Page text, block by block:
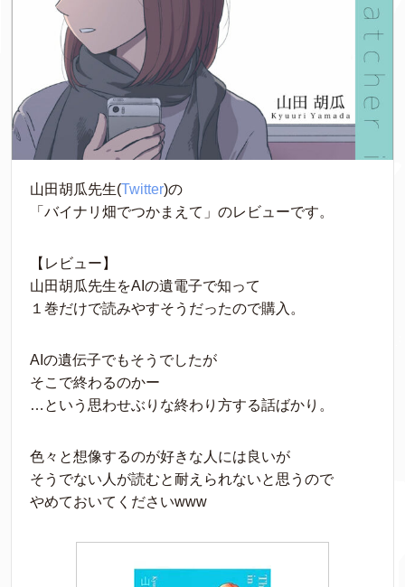
山田胡瓜先生(Twitter)の
「バイナリ畑でつかまえて」のレビューです。
【レビュー】
山田胡瓜先生をAIの遺電子で知って
１巻だけで読みやすそうだったので購入。
AIの遺伝子でもそうでしたが
そこで終わるのかー
…という思わせぶりな終わり方する話ばかり。
色々と想像するのが好きな人には良いが
そうでない人が読むと耐えられないと思うので
やめておいてくださいwww